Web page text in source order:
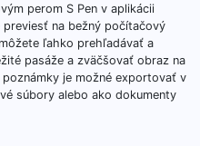
perom S Pen v aplikácii
previesť na bežný počítačový
ľahko prehľadávať a
pasáže a zväčšovať obraz na
je možné exportovať v
súbory alebo ako dokumenty